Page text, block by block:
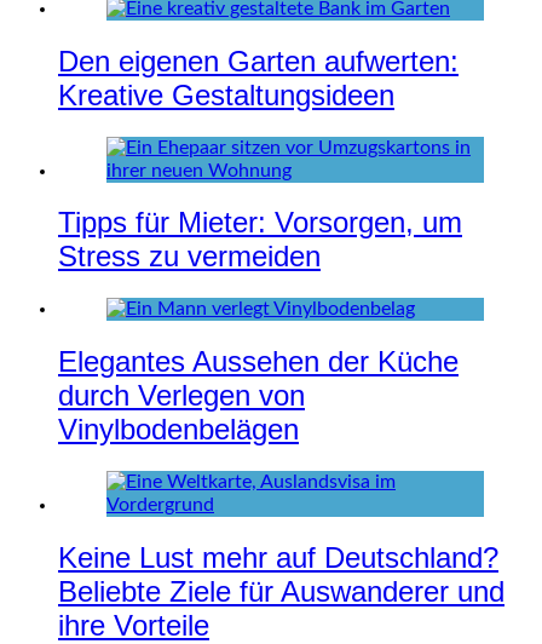
Den eigenen Garten aufwerten:
Kreative Gestaltungsideen
Tipps für Mieter: Vorsorgen, um
Stress zu vermeiden
Elegantes Aussehen der Küche
durch Verlegen von
Vinylbodenbelägen
Keine Lust mehr auf Deutschland?
Beliebte Ziele für Auswanderer und
ihre Vorteile